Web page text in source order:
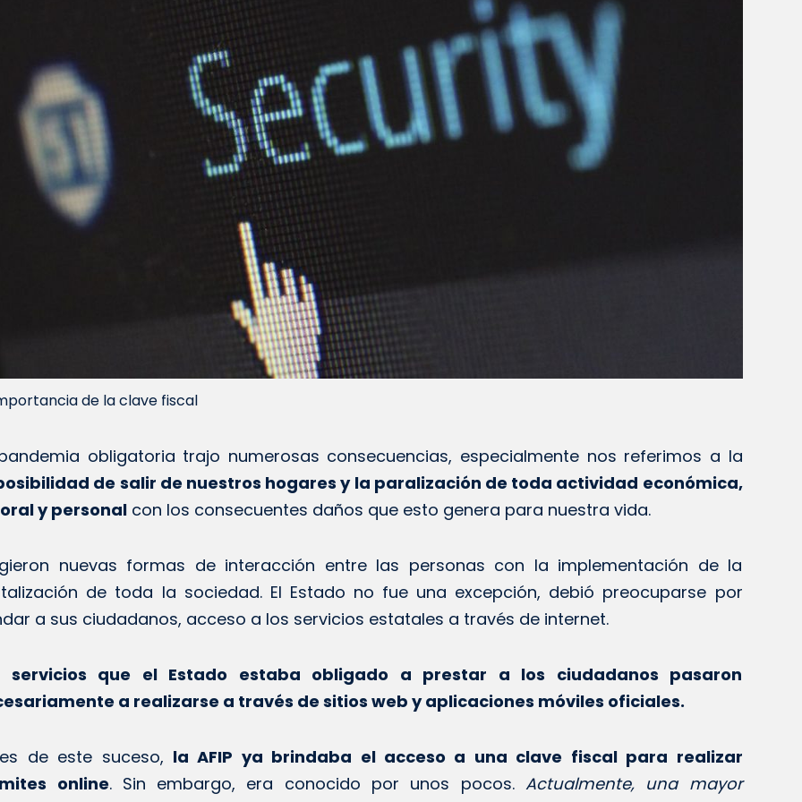
de la clave fiscal
obligatoria trajo numerosas consecuencias, especialmente nos referimos a la
de salir de nuestros hogares y la paralización de toda actividad económica,
y personal con los consecuentes daños que esto genera para nuestra vida.
nuevas formas de interacción entre las personas con la implementación de la
de toda la sociedad. El Estado no fue una excepción, debió preocuparse por
a sus ciudadanos, acceso a los servicios estatales a través de internet.
servicios que el Estado estaba obligado a prestar a los ciudadanos pasaron
a realizarse a través de sitios web y aplicaciones móviles oficiales.
de este suceso, la AFIP ya brindaba el acceso a una clave fiscal para realizar
online. Sin embargo, era conocido por unos pocos. Actualmente, una mayor